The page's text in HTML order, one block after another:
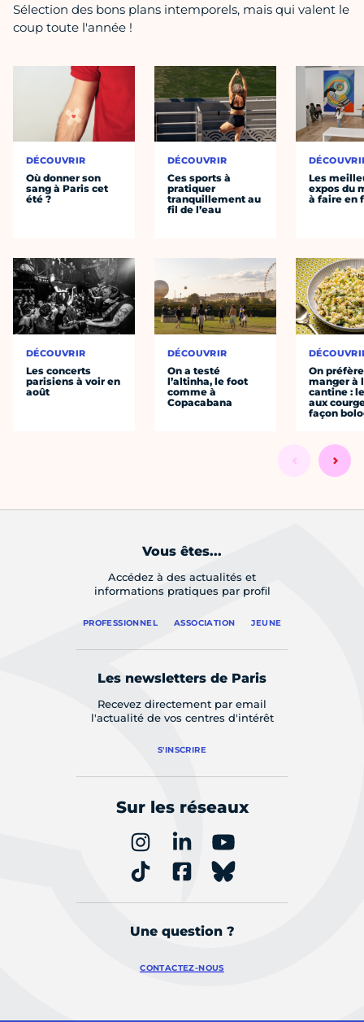
Sélection des bons plans intemporels, mais qui valent le
coup toute l'année !
DÉCOUVRIR
Où donner son
sang à Paris cet
été ?
DÉCOUVRIR
Les concerts
parisiens à voir en
août
DÉCOUVRIR
Ces sports à
pratiquer
tranquillement au
fil de l’eau
DÉCOUVRIR
On a testé
l’altinha, le foot
comme à
Copacabana
Les
expos du
à faire en
On préfère
manger à
cantine :
aux
façon
Vous êtes...
Accédez à des actualités et
informations pratiques par profil
PROFESSIONNEL ASSOCIATION JEUNE
Les newsletters de Paris
Recevez directement par email
l'actualité de vos centres d'intérêt
S'INSCRIRE
Sur les réseaux
Une question ?
CONTACTEZ-NOUS